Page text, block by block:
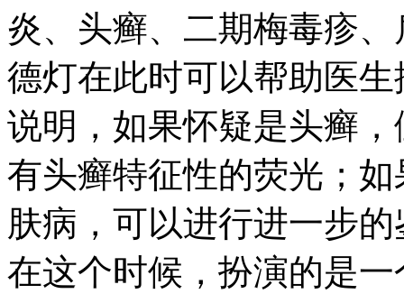
炎、头癣、二期梅毒疹
德灯在此时可以帮助医
说明，如果怀疑是头癣
有头癣特征性的荧光；
肤病，可以进行进一步
在这个时候，扮演的是